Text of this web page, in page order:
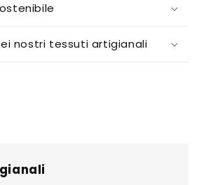
nostri tessuti artigianali